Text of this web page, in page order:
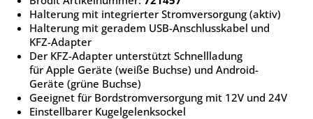
Halterung mit integrierter Stromversorgung (aktiv)
Halterung mit geradem USB-Anschlusskabel und
KFZ-Adapter
Der KFZ-Adapter unterstützt Schnellladung
für Apple Geräte (weiße Buchse) und Android-
Geräte (grüne Buchse)
Geeignet für Bordstromversorgung mit 12V und 24V
Einstellbarer Kugelgelenksockel